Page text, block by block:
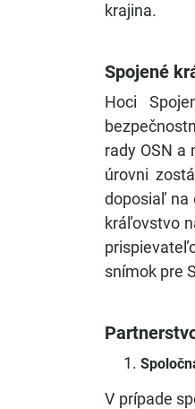
krajina.
Spojené
Hoci
rady OSN a
úrovni
doposiaľ na
kráľovstvo
snímok pre
V prípade